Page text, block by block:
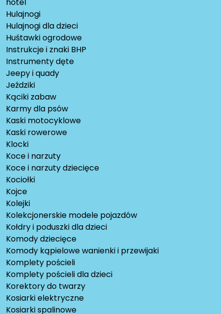
Hulajnogi
Hulajnogi dla dzieci
Huśtawki ogrodowe
Instrukcje i znaki BHP
Instrumenty dęte
Jeepy i quady
Jeździki
Kąciki zabaw
Karmy dla psów
Kaski motocyklowe
Kaski rowerowe
Klocki
Koce i narzuty
Koce i narzuty dziecięce
Kociołki
Kojce
Kolejki
Kolekcjonerskie modele pojazdów
Kołdry i poduszki dla dzieci
Komody dziecięce
Komody kąpielowe wanienki i przewijaki
Komplety pościeli
Komplety pościeli dla dzieci
Korektory do twarzy
Kosiarki elektryczne
Kosiarki spalinowe